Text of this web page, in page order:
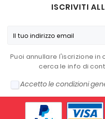
ISCRIVITI
Puoi annullare l'iscrizione
cerca le info di
Accetto le condizioni